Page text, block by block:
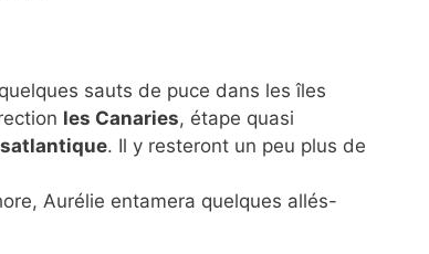
sauts de puce dans les îles
les Canaries, étape quasi
. Il y resteront un peu plus de
Aurélie entamera quelques allés-